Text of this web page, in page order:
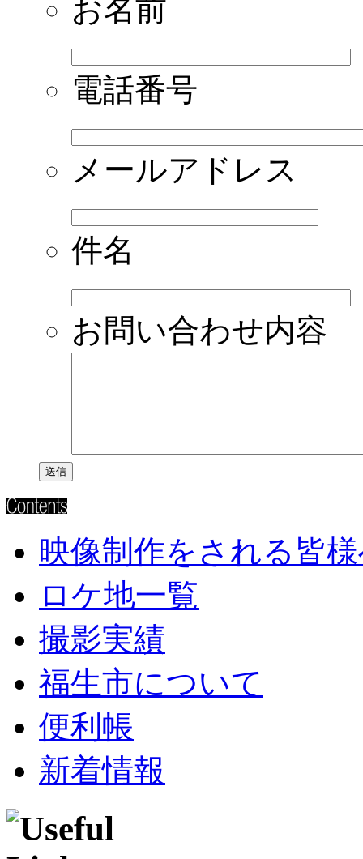
お名前
電話番号
メールアドレス
件名
お問い合わせ内容
映像制作をされる皆
ロケ地一覧
撮影実績
福生市について
便利帳
新着情報